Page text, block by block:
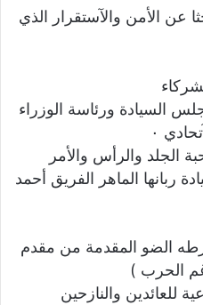
عن الأمن والآستقرار الذي
السيادة ورئاسة الوزراء
٠
الجلد والرأس والأمر
ربانها الماهر الفريق أحمد
الضو المقدمة من مقدم
الحرب )
للعائدين والنازحين